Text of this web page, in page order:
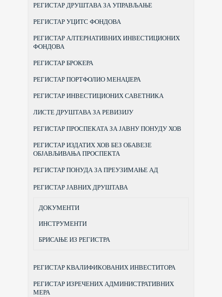
РЕГИСТАР ДРУШТАВА ЗА УПРАВЉАЊЕ
РЕГИСТАР УЦИТС ФОНДОВА
РЕГИСТАР АЛТЕРНАТИВНИХ ИНВЕСТИЦИОНИХ
ФОНДОВА
РЕГИСТАР БРОКЕРА
РЕГИСТАР ПОРТФОЛИО МЕНАЏЕРА
РЕГИСТАР ИНВЕСТИЦИОНИХ САВЕТНИКА
ЛИСТЕ ДРУШТАВА ЗА РЕВИЗИЈУ
РЕГИСТАР ПРОСПЕКАТА ЗА ЈАВНУ ПОНУДУ ХОВ
РЕГИСТАР ИЗДАТИХ ХОВ БЕЗ ОБАВЕЗЕ
ОБЈАВЉИВАЊА ПРОСПЕКТА
РЕГИСТАР ПОНУДА ЗА ПРЕУЗИМАЊЕ АД
РЕГИСТАР ЈАВНИХ ДРУШТАВА
ДОКУМЕНТИ
ИНСТРУМЕНТИ
БРИСАЊЕ ИЗ РЕГИСТРА
РЕГИСТАР КВАЛИФИКОВАНИХ ИНВЕСТИТОРА
РЕГИСТАР ИЗРЕЧЕНИХ АДМИНИСТРАТИВНИХ
МЕРА